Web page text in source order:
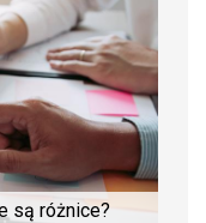
są różnice?